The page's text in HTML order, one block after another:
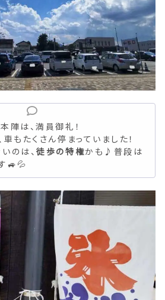
陣は、満員御礼！
もたくさん停まっていました！
のは、徒歩の特権かも♪普段は
🚙💦